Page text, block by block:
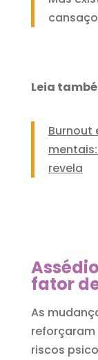
Leia
revela
fator
As
reforçaram
riscos